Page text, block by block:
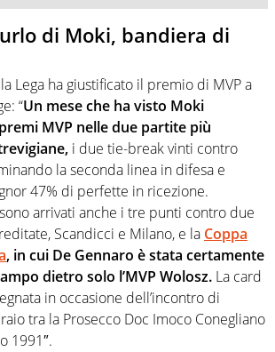
di Moki, bandiera di
Lega ha giustificato il premio di MVP a
“Un mese che ha visto Moki
MVP nelle due partite più
i due tie-break vinti contro
la seconda linea in difesa e
47% di perfette in ricezione.
arrivati anche i tre punti contro due
Scandicci e Milano, e la Coppa
, in cui De Gennaro è stata certamente
dietro solo l’MVP Wolosz. La card
in occasione dell’incontro di
tra la Prosecco Doc Imoco Conegliano
1991″.